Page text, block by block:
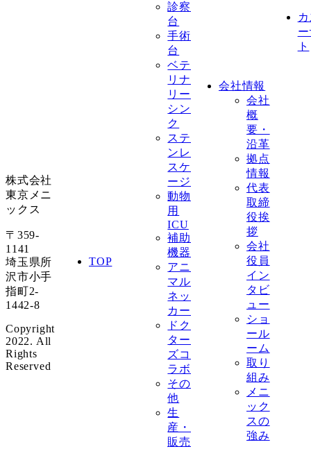
株式会社
東京メニ
ックス
〒359-
1141
埼玉県所
沢市小手
指町2-
1442-8
Copyright
2022. All
Rights
Reserved
TOP
診察
台
手術
台
ベテ
リナ
リー
シン
ク
ステ
ンレ
スケ
ージ
動物
用
ICU
補助
機器
アニ
マル
ネッ
カー
ドク
ター
ズコ
ラボ
その
他
生
産・
販売
会社情報
会社
概
要・
沿革
拠点
情報
代表
取締
役挨
拶
会社
役員
イン
タビ
ュー
ショ
ール
ーム
取り
組み
メニ
ック
スの
強み
ト